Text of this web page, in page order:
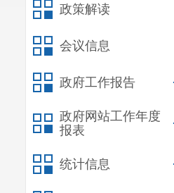
政策解读
会议信息
政府工作报告
政府网站工作年度
报表
统计信息